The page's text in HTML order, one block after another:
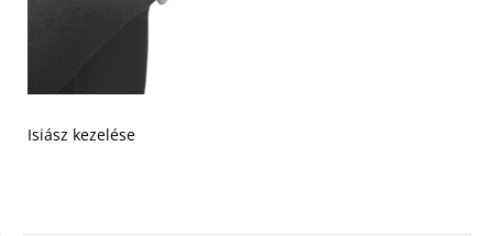
Isiász kezelése